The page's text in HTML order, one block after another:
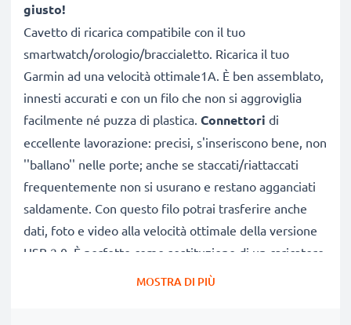
giusto!
Cavetto di ricarica compatibile con il tuo
smartwatch/orologio/braccialetto. Ricarica il tuo
Garmin ad una velocità ottimale1A. È ben assemblato,
innesti accurati e con un filo che non si aggroviglia
facilmente né puzza di plastica. Connettori di
eccellente lavorazione: precisi, s'inseriscono bene, non
''ballano'' nelle porte; anche se staccati/riattaccati
frequentemente non si usurano e restano agganciati
saldamente. Con questo filo potrai trasferire anche
dati, foto e video alla velocità ottimale della versione
USB 2.0. È perfetto come sostituzione di un caricatore
guasto e come cavo di riserva, di scorta, in ufficio, a
MOSTRA DI PIÙ